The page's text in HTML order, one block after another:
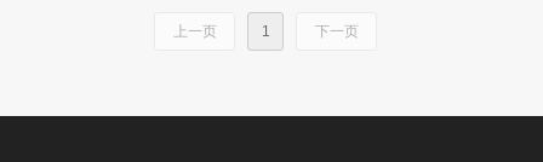
上一页 1 下一页